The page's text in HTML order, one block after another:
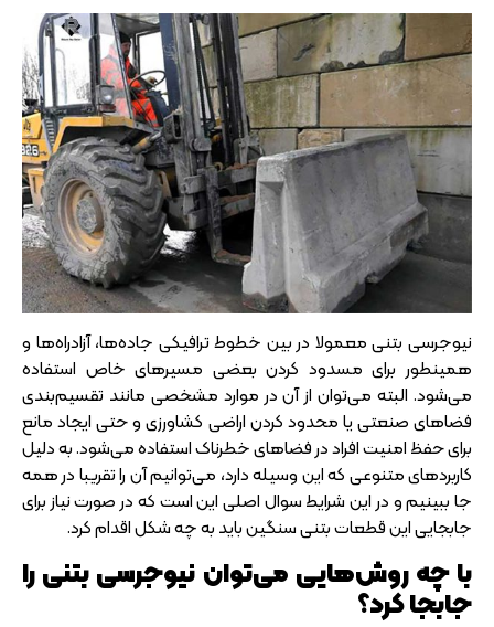
نیوجرسی بتنی معمولا در بین خطوط ترافیکی جاده‌ها، آزادراه‌ها و
همینطور برای مسدود کردن بعضی مسیرهای خاص استفاده
می‌شود. البته می‌توان از آن در موارد مشخصی مانند تقسیم‌بندی
فضاهای صنعتی یا محدود کردن اراضی کشاورزی و حتی ایجاد مانع
برای حفظ امنیت افراد در فضاهای خطرناک استفاده می‌شود. به دلیل
کاربردهای متنوعی که این وسیله دارد، می‌توانیم آن را تقریبا در همه
جا ببینیم و در این شرایط سوال اصلی این است که در صورت نیاز برای
جابجایی این قطعات بتنی سنگین باید به چه شکل اقدام کرد.
با چه روش‌هایی می‌توان نیوجرسی بتنی را
جابجا کرد؟